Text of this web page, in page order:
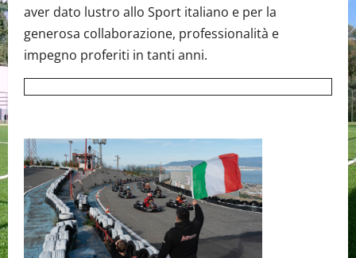
aver dato lustro allo Sport italiano e per la
generosa collaborazione, professionalità e
impegno proferiti in tanti anni.